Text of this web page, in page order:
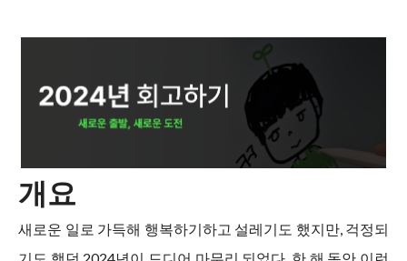
개요
새로운 일로 가득해 행복하기하고 설레기도 했지만, 걱정되